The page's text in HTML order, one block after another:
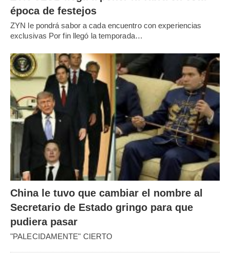
época de festejos
ZYN le pondrá sabor a cada encuentro con experiencias
exclusivas Por fin llegó la temporada…
China le tuvo que cambiar el nombre al
Secretario de Estado gringo para que
pudiera pasar
"PALECIDAMENTE" CIERTO